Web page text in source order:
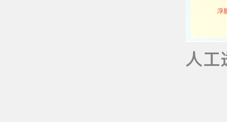
人工